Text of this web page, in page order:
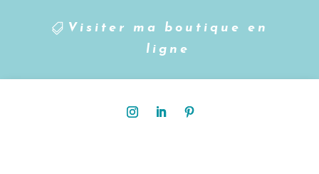
Visiter ma boutique en
ligne